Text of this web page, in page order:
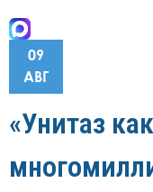
09
АВГ
«Унитаз